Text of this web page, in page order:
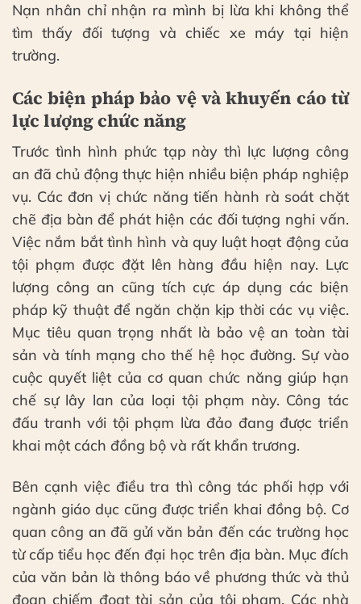
Nạn nhân chỉ nhận ra mình bị lừa khi không thể
tìm thấy đối tượng và chiếc xe máy tại hiện
trường.
Các biện pháp bảo vệ và khuyến cáo từ
lực lượng chức năng
Trước tình hình phức tạp này thì lực lượng công
an đã chủ động thực hiện nhiều biện pháp nghiệp
vụ. Các đơn vị chức năng tiến hành rà soát chặt
chẽ địa bàn để phát hiện các đối tượng nghi vấn.
Việc nắm bắt tình hình và quy luật hoạt động của
tội phạm được đặt lên hàng đầu hiện nay. Lực
lượng công an cũng tích cực áp dụng các biện
pháp kỹ thuật để ngăn chặn kịp thời các vụ việc.
Mục tiêu quan trọng nhất là bảo vệ an toàn tài
sản và tính mạng cho thế hệ học đường. Sự vào
cuộc quyết liệt của cơ quan chức năng giúp hạn
chế sự lây lan của loại tội phạm này. Công tác
đấu tranh với tội phạm lừa đảo đang được triển
khai một cách đồng bộ và rất khẩn trương.
Bên cạnh việc điều tra thì công tác phối hợp với
ngành giáo dục cũng được triển khai đồng bộ. Cơ
quan công an đã gửi văn bản đến các trường học
từ cấp tiểu học đến đại học trên địa bàn. Mục đích
của văn bản là thông báo về phương thức và thủ
đoạn chiếm đoạt tài sản của tội phạm. Các nhà